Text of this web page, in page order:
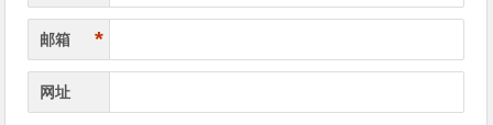
邮箱 *
网址